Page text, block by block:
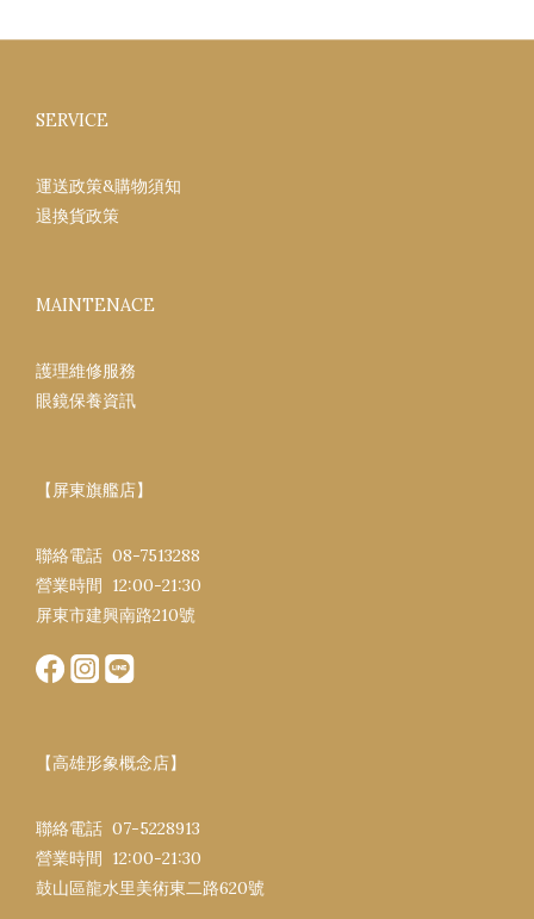
SERVICE
運送政策&購物須知
退換貨政策
MAINTENACE
護理維修服務
眼鏡保養資訊
【屏東旗艦店】
聯絡電話 08-7513288
營業時間 12:00-21:30​
屏東市建興南路​210號
【高雄形象概念店】
聯絡電話 07-5228913
營業時間 12:00-21:30​
鼓山區龍水里美術東二路620號